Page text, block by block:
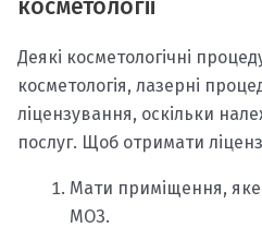
косметології
Деякі косметологічні
косметологія, лазерні
ліцензування, оскільки
послуг. Щоб отримати
Мати приміщення, яке
МОЗ.